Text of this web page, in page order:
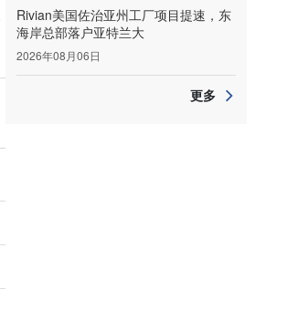
Rivian美国佐治亚州工厂项目提速，东
海岸总部落户亚特兰大
2026年08月06日
更多